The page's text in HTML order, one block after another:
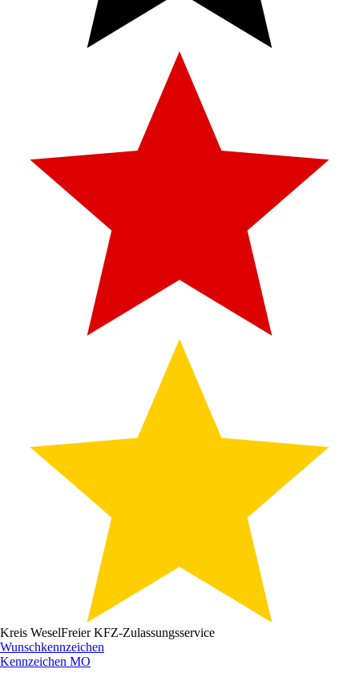
Kreis WeselFreier KFZ-Zulassungsservice
Wunschkennzeichen
Kennzeichen MO